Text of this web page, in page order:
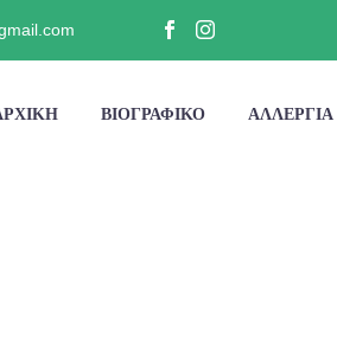
ΒΙΟΓΡΑΦΙΚΟ ΑΛΛΕΡΓΙΑ